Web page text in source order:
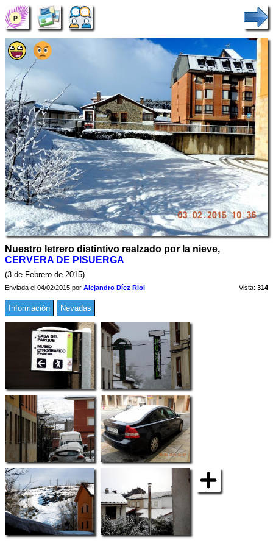
Nuestro letrero distintivo realzado por la nieve,
CERVERA DE PISUERGA
(3 de Febrero de 2015)
Enviada el 04/02/2015 por Alejandro Díez Riol Vista: 314
Información Nevadas